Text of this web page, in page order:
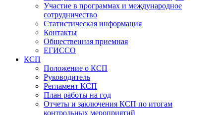
Участие в программах и международное
сотрудничество
Статистическая информация
Контакты
Общественная приемная
ЕГИССО
КСП
Положение о КСП
Руководитель
Регламент КСП
План работы на год
Отчеты и заключения КСП по итогам
контрольных мероприятий